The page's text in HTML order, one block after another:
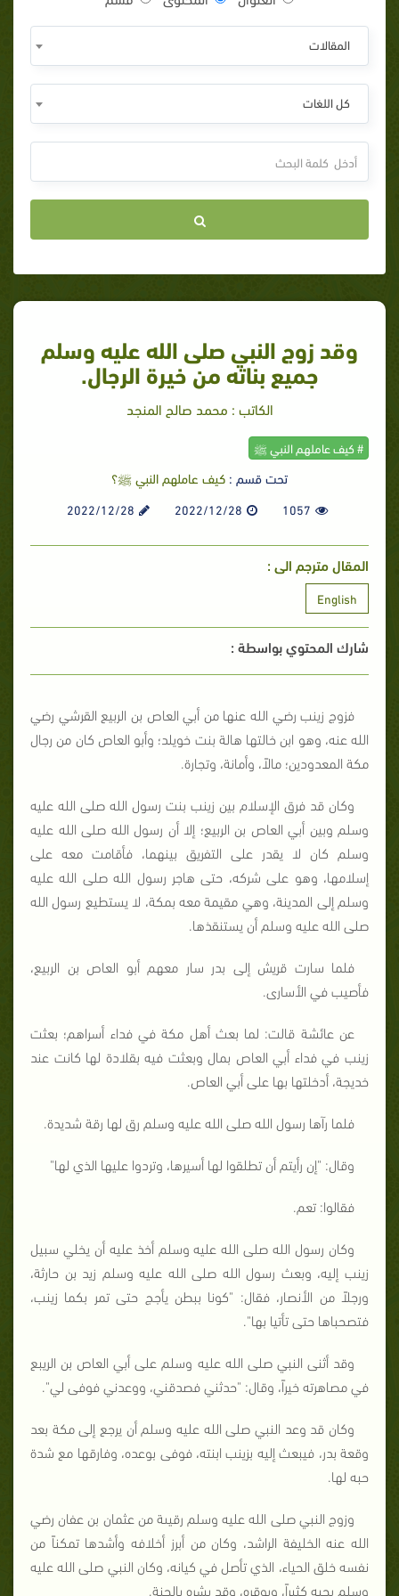
المقالات
كل اللغات
وقد زوج النبي صلى الله عليه وسلم
جميع بناته من خيرة الرجال.
الكاتب : محمد صالح المنجد
# كيف عاملهم النبي ﷺ
تحت قسم : كيف عاملهم النبي ﷺ؟
1057
2022/12/28
2022/12/28
المقال مترجم الى :
English
شارك المحتوي بواسطة :
فزوج زينب رضي الله عنها من أبي العاص بن الربيع القرشي رضي
الله عنه، وهو ابن خالتها هالة بنت خويلد؛ وأبو العاص كان من رجال
مكة المعدودين؛ مالاً، وأمانة، وتجارة.
وكان قد فرق الإسلام بين زينب بنت رسول الله صلى الله عليه
وسلم وبين أبي العاص بن الربيع؛ إلا أن رسول الله صلى الله عليه
وسلم كان لا يقدر على التفريق بينهما، فأقامت معه على
إسلامها، وهو على شركه، حتى هاجر رسول الله صلى الله عليه
وسلم إلى المدينة، وهي مقيمة معه بمكة، لا يستطيع رسول الله
صلى الله عليه وسلم أن يستنقذها.
فلما سارت قريش إلى بدر سار معهم أبو العاص بن الربيع،
فأصيب في الأسارى.
عن عائشة قالت: لما بعث أهل مكة في فداء أسراهم؛ بعثت
زينب في فداء أبي العاص بمال وبعثت فيه بقلادة لها كانت عند
خديجة، أدخلتها بها على أبي العاص.
فلما رآها رسول الله صلى الله عليه وسلم رق لها رقة شديدة.
وقال: "إن رأيتم أن تطلقوا لها أسيرها، وتردوا عليها الذي لها"
فقالوا: تعم.
وكان رسول الله صلى الله عليه وسلم أخذ عليه أن يخلي سبيل
زينب إليه، وبعث رسول الله صلى الله عليه وسلم زيد بن حارثة،
ورجلاً من الأنصار، فقال: "كونا ببطن يأجج حتى تمر بكما زينب،
فتصحباها حتى تأتيا بها".
وقد أثنى النبي صلى الله عليه وسلم على أبي العاص بن الريبع
في مصاهرته خيراً، وقال: "حدثني فصدقني، ووعدني فوفى لي".
وكان قد وعد النبي صلى الله عليه وسلم أن يرجع إلى مكة بعد
وقعة بدر، فيبعث إليه بزينب ابنته، فوفى بوعده، وفارقها مع شدة
حبه لها.
وزوج النبي صلى الله عليه وسلم رقيىة من عثمان بن عفان رضي
الله عنه الخليفة الراشد، وكان من أبرز أخلافه وأشدها تمكناً من
نفسه خلق الحياء، الذي تأصل في كيانه، وكان النبي صلى الله عليه
وسلم يحبه كثيراً، ويوقره، وقد بشره بالجنة.